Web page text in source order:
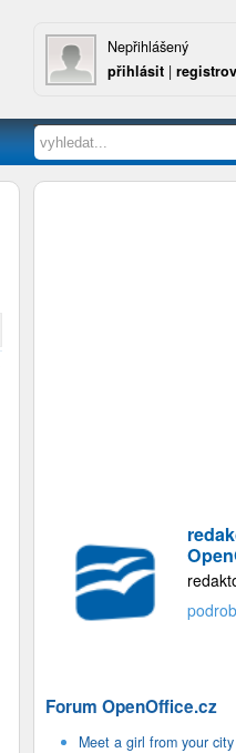
Nepřihlášený
přihlásit |
Forum OpenOffice.cz
Meet a girl from your